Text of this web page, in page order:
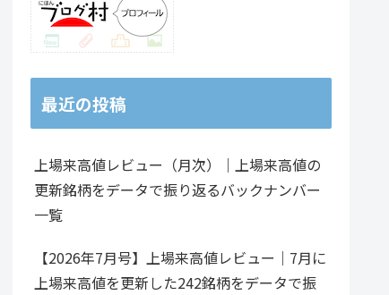
5,200 0.75倍 460.55億円
1,300 0.68倍 319.96億円 スタンダード
218,000 1.46倍 820.02億円 プライム
87,900
2,789,900 3.88倍 211.53億円 プライム
最近の投稿
上場来高値レビュー（月次）｜上場来高値の
更新銘柄をデータで振り返るバックナンバー
一覧
【2026年7月号】上場来高値レビュー｜7月に
上場来高値を更新した242銘柄をデータで振